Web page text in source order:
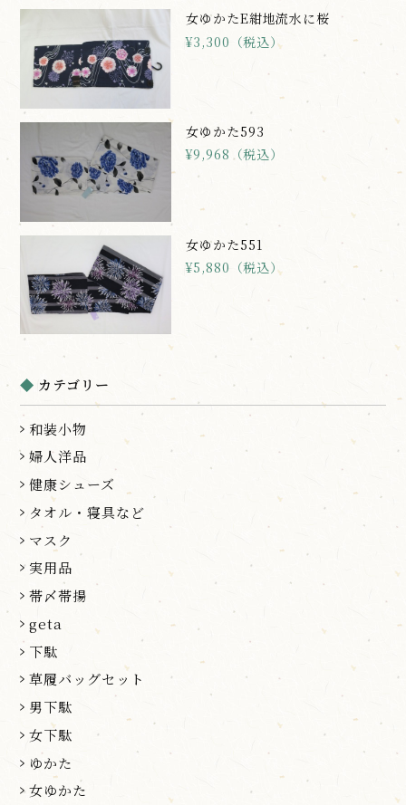
女ゆかたE紺地流水に桜
¥3,300（税込）
女ゆかた593
¥9,968（税込）
女ゆかた551
¥5,880（税込）
カテゴリー
和装小物
婦人洋品
健康シューズ
タオル・寝具など
マスク
実用品
帯〆帯揚
geta
下駄
草履バッグセット
男下駄
女下駄
ゆかた
女ゆかた